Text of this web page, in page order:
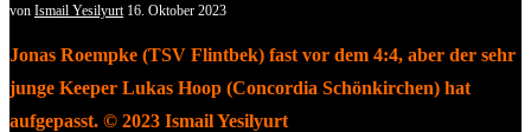
von Ismail Yesilyurt 16. Oktober 2023
Jonas Roempke (TSV Flintbek) fast vor dem 4:4, aber der sehr
junge Keeper Lukas Hoop (Concordia Schönkirchen) hat
aufgepasst. © 2023 Ismail Yesilyurt